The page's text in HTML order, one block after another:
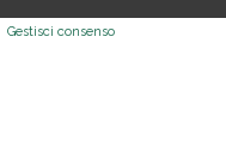
Gestisci consenso